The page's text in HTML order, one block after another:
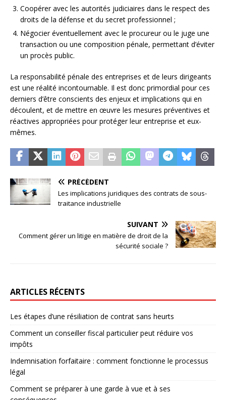
Coopérer avec les autorités judiciaires dans le respect des
droits de la défense et du secret professionnel ;
Négocier éventuellement avec le procureur ou le juge une
transaction ou une composition pénale, permettant d’éviter
un procès public.
La responsabilité pénale des entreprises et de leurs dirigeants
est une réalité incontournable. Il est donc primordial pour ces
derniers d’être conscients des enjeux et implications qui en
découlent, et de mettre en œuvre les mesures préventives et
réactives appropriées pour protéger leur entreprise et eux-
mêmes.
PRÉCÉDENT
Les implications juridiques des contrats de sous-
traitance industrielle
SUIVANT
Comment gérer un litige en matière de droit de la
sécurité sociale ?
ARTICLES RÉCENTS
Les étapes d’une résiliation de contrat sans heurts
Comment un conseiller fiscal particulier peut réduire vos
impôts
Indemnisation forfaitaire : comment fonctionne le processus
légal
Comment se préparer à une garde à vue et à ses